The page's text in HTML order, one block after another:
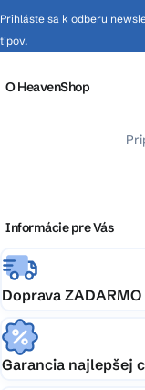
Prihláste sa k odberu
tipov.
O HeavenShop
Informácie pre Vás
Doprava
Garancia najlepšej